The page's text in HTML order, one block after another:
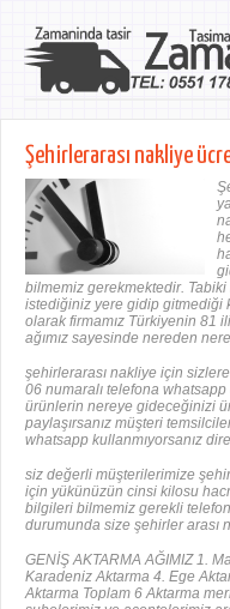
Şehirlerarası nakliye
bilmemiz gerekmektedir. Tabiki
istediğiniz yere gidip gitmediği
olarak firmamız Türkiyenin 81
ağımız sayesinde nereden
şehirlerarası nakliye için
06 numaralı telefona
ürünlerin nereye gideceğinizi
paylaşırsanız müşteri
whatsapp kullanmıyorsanız
siz değerli müşterilerimize
için yükünüzün cinsi kilosu
bilgileri bilmemiz gerekli
durumunda size şehirler arası
GENİŞ AKTARMA AĞIMIZ 1.
Karadeniz Aktarma 4. Ege
Aktarma Toplam 6 Aktarma